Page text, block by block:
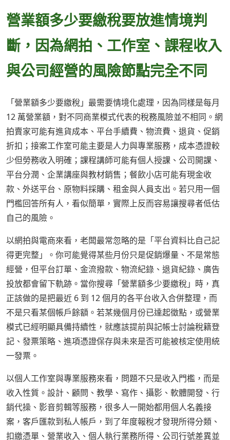
營業額多少要繳稅要放進情境判
斷，因為網拍、工作室、課程收入
與公司經營的風險節點完全不同
「營業額多少要繳稅」最需要情境化處理，因為同樣是每月
12 萬營業額，對不同商業模式代表的稅務風險並不相同。網
拍賣家可能有進貨成本、平台手續費、物流費、退貨、促銷
折扣；接案工作室可能主要是人力與專業服務，成本憑證較
少但勞務收入明確；課程講師可能有個人授課、公司開課、
平台分潤、企業講座與教材銷售；餐飲小店可能有現金收
款、外送平台、原物料採購、租金與人員支出。若只用一個
門檻回答所有人，看似簡單，實際上反而容易讓搜尋者低估
自己的風險。
以網拍與電商來看，老闆最常忽略的是「平台資料比自己記
得更完整」。你可能覺得某些月份只是促銷爆量、不是常態
經營，但平台訂單、金流撥款、物流紀錄、退貨紀錄、廣告
投放都會留下軌跡。當你搜尋「營業額多少要繳稅」時，真
正該做的是把最近 6 到 12 個月的各平台收入合併整理，而
不是只看某個帳戶餘額。若某幾個月份已達起徵點，或營業
模式已經明顯具備持續性，就應該提前與記帳士討論稅籍登
記、發票策略、進項憑證保存與未來是否可能被核定使用統
一發票。
以個人工作室與專業服務來看，問題不只是收入門檻，而是
收入性質。設計、顧問、教學、寫作、攝影、軟體開發、行
銷代操、影音剪輯等服務，很多人一開始都用個人名義接
案，客戶匯款到私人帳戶，到了年度報稅才發現所得分類、
扣繳憑單、營業收入、個人執行業務所得、公司行號差異並